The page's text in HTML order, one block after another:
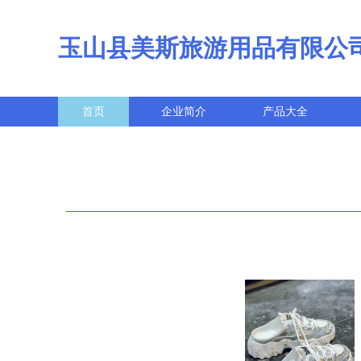
玉山县美斯旅游用品有限公
首页 企业简介 产品大全